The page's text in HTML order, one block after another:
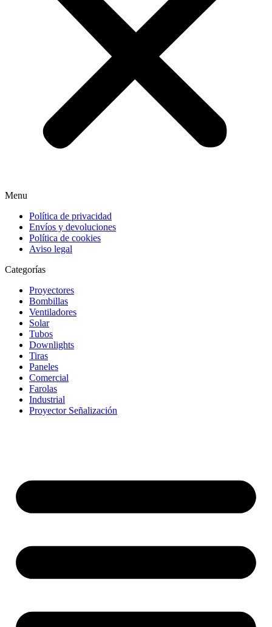
Menu
Política de privacidad
Envíos y devoluciones
Política de cookies
Aviso legal
Categorías
Proyectores
Bombillas
Ventiladores
Solar
Tubos
Downlights
Tiras
Paneles
Comercial
Farolas
Industrial
Proyector Señalización